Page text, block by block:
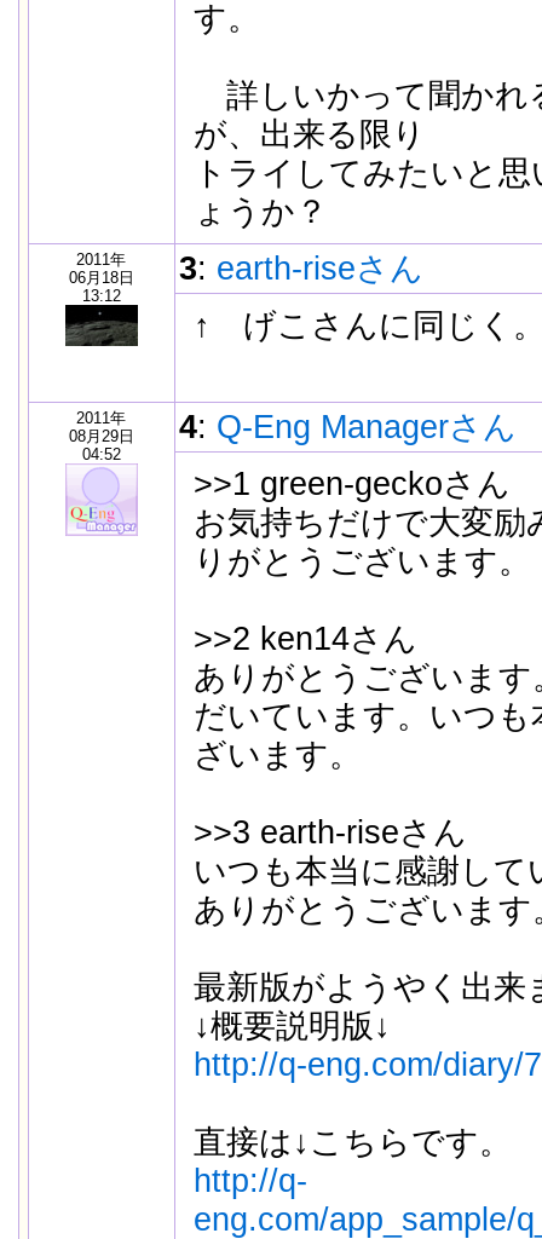
す。
詳しいかって聞かれ
が、出来る限り
トライしてみたいと
ょうか？
2011年
06月18日
13:12
3: earth-riseさん
↑ げこさんに同じく
2011年
08月29日
04:52
4: Q-Eng Managerさん
>>1 green-geckoさん
お気持ちだけで大変
りがとうございます。
>>2 ken14さん
ありがとうございま
だいています。いつ
ざいます。
>>3 earth-riseさん
いつも本当に感謝して
ありがとうございます
最新版がようやく出来
↓概要説明版↓
http://q-eng.com/diary/
直接は↓こちらです。
http://q-
eng.com/app_sample/